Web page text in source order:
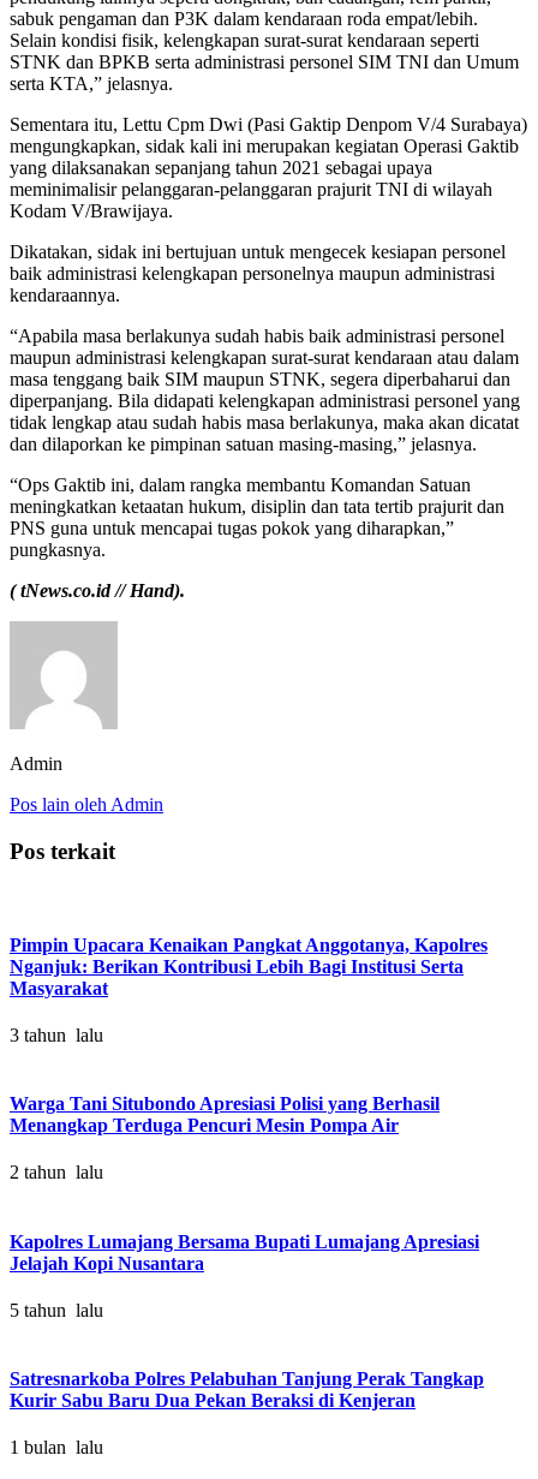
sabuk pengaman dan P3K dalam kendaraan roda empat/lebih.
Selain kondisi fisik, kelengkapan surat-surat kendaraan seperti
STNK dan BPKB serta administrasi personel SIM TNI dan Umum
serta KTA,” jelasnya.
Sementara itu, Lettu Cpm Dwi (Pasi Gaktip Denpom V/4 Surabaya)
mengungkapkan, sidak kali ini merupakan kegiatan Operasi Gaktib
yang dilaksanakan sepanjang tahun 2021 sebagai upaya
meminimalisir pelanggaran-pelanggaran prajurit TNI di wilayah
Kodam V/Brawijaya.
Dikatakan, sidak ini bertujuan untuk mengecek kesiapan personel
baik administrasi kelengkapan personelnya maupun administrasi
kendaraannya.
“Apabila masa berlakunya sudah habis baik administrasi personel
maupun administrasi kelengkapan surat-surat kendaraan atau dalam
masa tenggang baik SIM maupun STNK, segera diperbaharui dan
diperpanjang. Bila didapati kelengkapan administrasi personel yang
tidak lengkap atau sudah habis masa berlakunya, maka akan dicatat
dan dilaporkan ke pimpinan satuan masing-masing,” jelasnya.
“Ops Gaktib ini, dalam rangka membantu Komandan Satuan
meningkatkan ketaatan hukum, disiplin dan tata tertib prajurit dan
PNS guna untuk mencapai tugas pokok yang diharapkan,”
pungkasnya.
( tNews.co.id // Hand).
Admin
Pos lain oleh Admin
Pos terkait
Pimpin Upacara Kenaikan Pangkat Anggotanya, Kapolres
Nganjuk: Berikan Kontribusi Lebih Bagi Institusi Serta
Masyarakat
3 tahun lalu
Warga Tani Situbondo Apresiasi Polisi yang Berhasil
Menangkap Terduga Pencuri Mesin Pompa Air
2 tahun lalu
Kapolres Lumajang Bersama Bupati Lumajang Apresiasi
Jelajah Kopi Nusantara
5 tahun lalu
Satresnarkoba Polres Pelabuhan Tanjung Perak Tangkap
Kurir Sabu Baru Dua Pekan Beraksi di Kenjeran
1 bulan lalu